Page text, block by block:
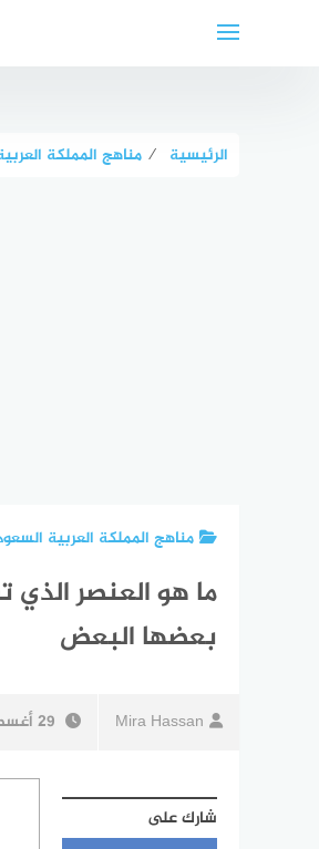
الرئيسية ⁄ مناهج المملكة
مناهج المملكة العربية
ما هو العنصر الذي
بعضها البعض
Mira Hassan 29 أغسطس، 2024
شارك على